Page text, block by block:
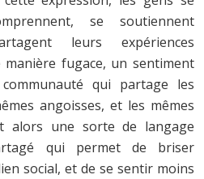
se soutiennent
leurs expériences
manière fugace, un sentiment
qui partage les
angoisses, et les mêmes
alors une sorte de langage
qui permet de briser
social, et de se sentir moins